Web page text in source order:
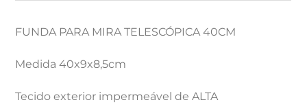
FUNDA PARA MIRA TELESCÓPICA 40CM
Medida 40x9x8,5cm
Tecido exterior impermeável de ALTA